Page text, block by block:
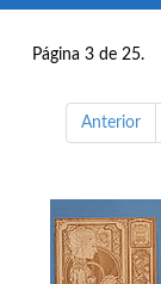
Página 3 de 25.
Anterior